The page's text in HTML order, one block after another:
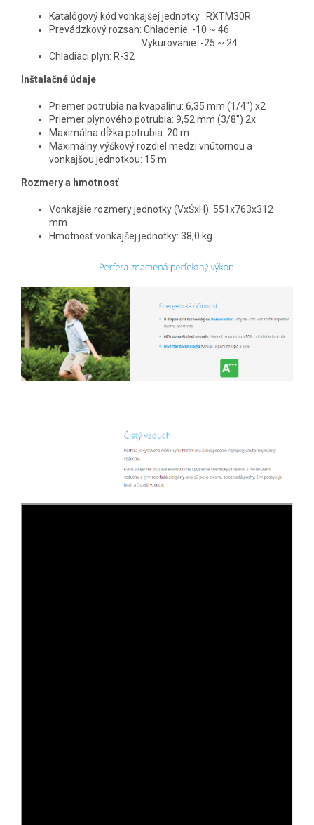
Katalógový kód vonkajšej jednotky : RXTM30R
Prevádzkový rozsah: Chladenie: -10 ~ 46
Vykurovanie: -25 ~ 24
Chladiaci plyn: R-32
Inštalačné údaje
Priemer potrubia na kvapalinu: 6,35 mm (1/4") x2
Priemer plynového potrubia: 9,52 mm (3/8") 2x
Maximálna dĺžka potrubia: 20 m
Maximálny výškový rozdiel medzi vnútornou a
vonkajšou jednotkou: 15 m
Rozmery a hmotnosť
Vonkajšie rozmery jednotky (VxŠxH): 551x763x312
mm
Hmotnosť vonkajšej jednotky: 38,0 kg